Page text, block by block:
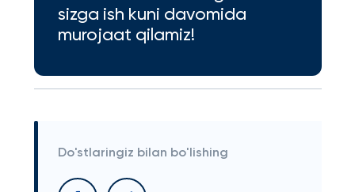
sizga ish kuni davomida
murojaat qilamiz!
Do'stlaringiz bilan bo'lishing